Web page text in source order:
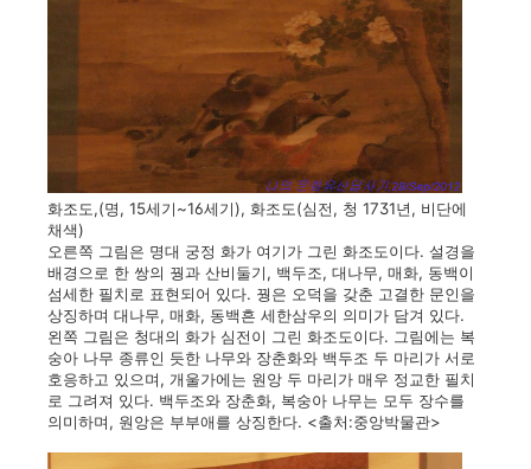
화조도,(명, 15세기~16세기), 화조도(심전, 청 1731년, 비단에
채색)
오른쪽 그림은 명대 궁정 화가 여기가 그린 화조도이다. 설경을
배경으로 한 쌍의 꿩과 산비둘기, 백두조, 대나무, 매화, 동백이
섬세한 필치로 표현되어 있다. 꿩은 오덕을 갖춘 고결한 문인을
상징하며 대나무, 매화, 동백흔 세한삼우의 의미가 담겨 있다.
왼쪽 그림은 청대의 화가 심전이 그린 화조도이다. 그림에는 복
숭아 나무 종류인 듯한 나무와 장춘화와 백두조 두 마리가 서로
호응하고 있으며, 개울가에는 원앙 두 마리가 매우 정교한 필치
로 그려져 있다. 백두조와 장춘화, 복숭아 나무는 모두 장수를
의미하며, 원앙은 부부애를 상징한다. <출처:중앙박물관>